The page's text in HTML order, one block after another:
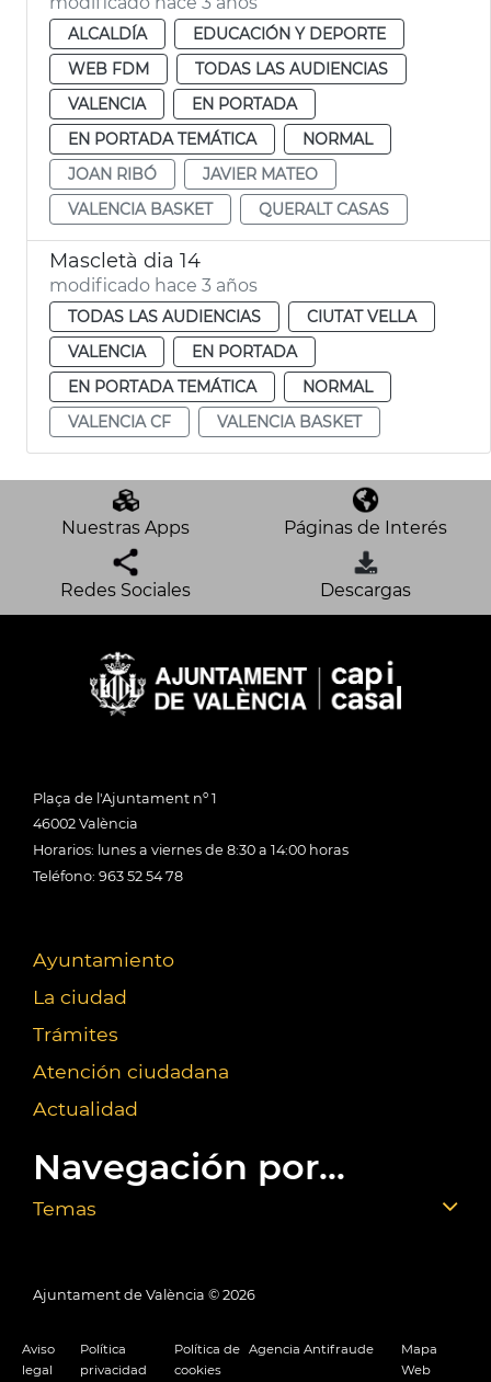
ALCALDÍA
EDUCACIÓN Y DEPORTE
WEB FDM
TODAS LAS AUDIENCIAS
VALENCIA
EN PORTADA
EN PORTADA TEMÁTICA
NORMAL
JOAN RIBÓ
JAVIER MATEO
VALENCIA BASKET
QUERALT CASAS
Mascletà dia 14
modificado hace 3 años
TODAS LAS AUDIENCIAS
CIUTAT VELLA
VALENCIA
EN PORTADA
EN PORTADA TEMÁTICA
NORMAL
VALENCIA CF
VALENCIA BASKET
Nuestras Apps Páginas de Interés
Redes Sociales Descargas
Plaça de l'Ajuntament nº 1
46002 València
Horarios: lunes a viernes de 8:30 a 14:00 horas
Teléfono: 963 52 54 78
Ayuntamiento
La ciudad
Trámites
Atención ciudadana
Actualidad
Navegación por...
Temas
Ajuntament de València © 2026
Aviso
legal
Política
privacidad
Política de
cookies
Agencia Antifraude
Mapa
Web